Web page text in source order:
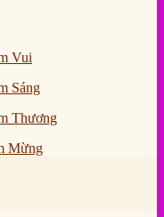
Vui
Sáng
Thương
Mừng